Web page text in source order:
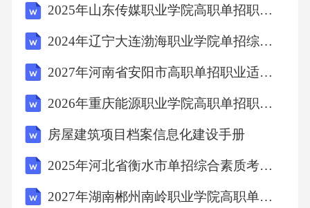
人民法院提起诉讼。第十七条项目成果及知识
产权1.项目成果：服务方应按照协议约定，在项
目完成后向委托方提供符合双方约定质量标准
的成果，包括但不限于：数据模型、算法代
知识产权归委托方所有，服务方不得以任何形
式侵犯委托方的知识产权。在项目执行过程
中，双方应共同保护项目成果的知识产权，不
2025年山东传媒职业学院高职单招职业适应性测试考试模拟试卷（典型题）附答案详解
2024年辽宁大连渤海职业学院单招综合素质考试模拟试卷及完整答案详解（考点梳理）
2027年河南省安阳市高职单招职业适应性测试考试模拟试卷含完整答案详解（考点梳理）
2026年重庆能源职业学院高职单招职业适应性测试考试模拟试卷含答案详解（A卷）
房屋建筑项目档案信息化建设手册
2025年河北省衡水市单招综合素质考试模拟试卷附答案详解（考试直接用）
2027年湖南郴州南岭职业学院高职单招职业技能考试题库附参考答案详解【突破训练】